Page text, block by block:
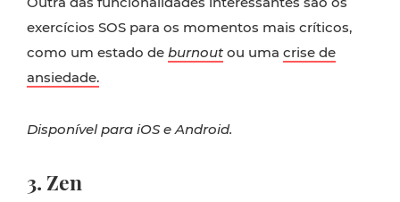
exercícios SOS para os momentos mais críticos,
como um estado de burnout ou uma crise de
ansiedade.
Disponível para iOS e Android.
3. Zen